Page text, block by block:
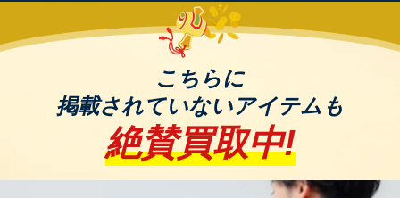
用品、アウトドア用品、楽器、小物、雑貨など、ど
んなジャンルでもOK！
壊れていても、古くても、放置していても、欠損・
欠品していても大丈夫！
まずは無料出張査定をご利用ください。プロの査定
員がご自宅までお伺いし、一点一点丁寧に査定いた
こちらに
掲載されていないアイテムも
絶賛買取中!